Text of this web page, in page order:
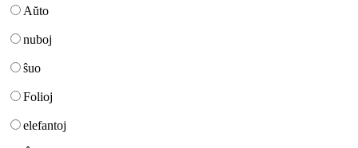
Aŭto
nuboj
ŝuo
Folioj
elefantoj